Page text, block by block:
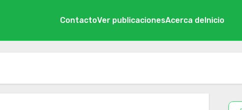
ContactoVer publicacionesAcerca deInicio